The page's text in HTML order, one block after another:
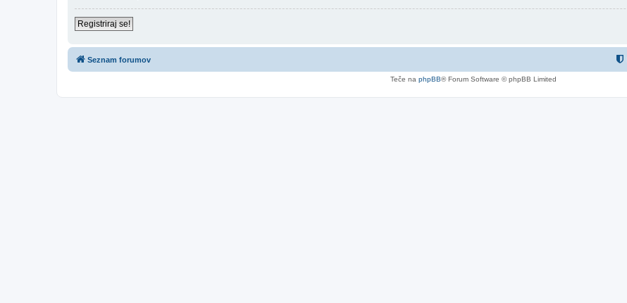
Registriraj se!
Seznam forumov
Teče na phpBB® Forum Software © phpBB Limited